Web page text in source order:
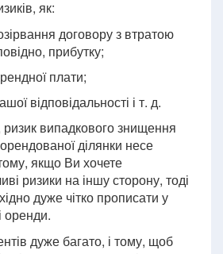
як:
договору з втратою
прибутку;
плати;
відповідальності і т. д.
випадкового знищення
ділянки несе
якщо Ви хочете
ризики на іншу сторону, тоді
дуже чітко прописати у
оренди.
дуже багато, і тому, щоб